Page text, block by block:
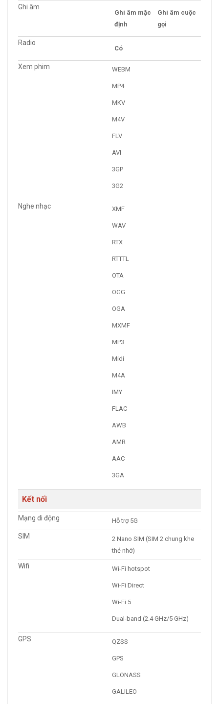
Ghi âm
Ghi âm mặc
định
Ghi âm cuộc
gọi
Radio
Có
Xem phim WEBM
MP4
MKV
M4V
FLV
AVI
3GP
3G2
Nghe nhạc XMF
WAV
RTX
RTTTL
OTA
OGG
OGA
MXMF
MP3
Midi
M4A
IMY
FLAC
AWB
AMR
AAC
3GA
Kết nối
Mạng di động Hỗ trợ 5G
SIM
2 Nano SIM (SIM 2 chung khe
thẻ nhớ)
Wifi Wi-Fi hotspot
Wi-Fi Direct
Wi-Fi 5
Dual-band (2.4 GHz/5 GHz)
GPS QZSS
GPS
GLONASS
GALILEO